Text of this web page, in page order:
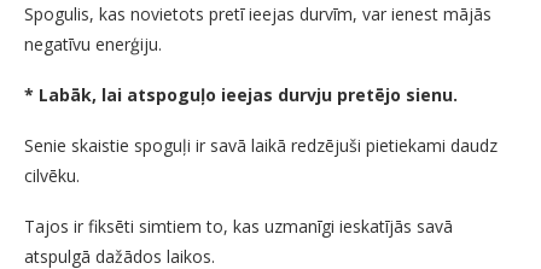
Spogulis, kas novietots pretī ieejas durvīm, var ienest mājās
negatīvu enerģiju.
* Labāk, lai atspoguļo ieejas durvju pretējo sienu.
Senie skaistie spoguļi ir savā laikā redzējuši pietiekami daudz
cilvēku.
Tajos ir fiksēti simtiem to, kas uzmanīgi ieskatījās savā
atspulgā dažādos laikos.